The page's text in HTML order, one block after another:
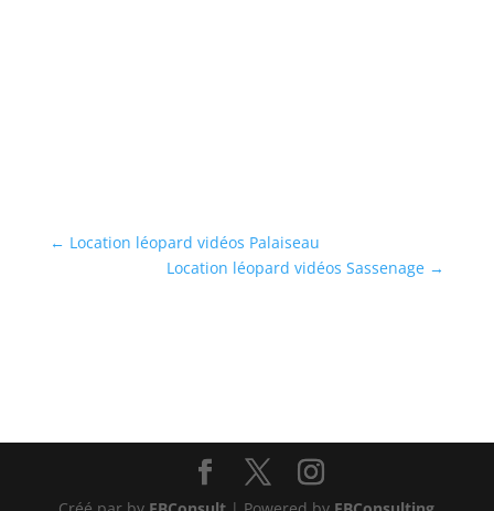
← Location léopard vidéos Palaiseau
Location léopard vidéos Sassenage →